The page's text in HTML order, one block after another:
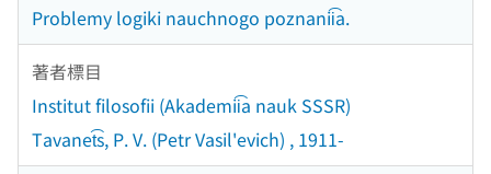
Problemy logiki nauchnogo poznanii͡a.
著者標目
Institut filosofii (Akademii͡a nauk SSSR)
Tavanet͡s, P. V. (Petr Vasil'evich) , 1911-